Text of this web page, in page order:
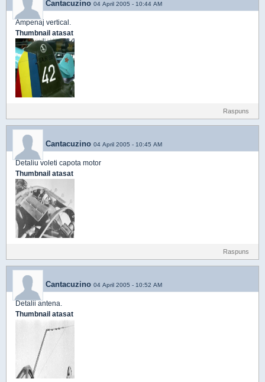
Cantacuzino 04 April 2005 - 10:44 AM
Ampenaj vertical.
Thumbnail atasat
Raspuns
Cantacuzino 04 April 2005 - 10:45 AM
Detaliu voleti capota motor
Thumbnail atasat
Raspuns
Cantacuzino 04 April 2005 - 10:52 AM
Detalii antena.
Thumbnail atasat